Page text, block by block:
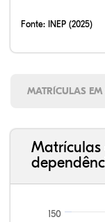
Fonte: INEP (2025)
MATRÍCULAS EM
Matrículas
150